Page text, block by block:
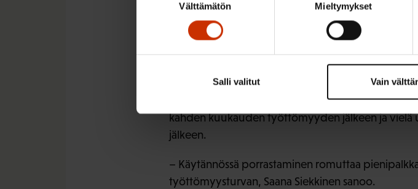
Välttämätön Mieltymykset
Vain
Salli valitut
ottaa vastaan työtä. Näin on käymässä muun
– Silti hallitus vie leikkauksia härkäpäisesti
Hallituksen leikkauspakettiin kuuluva
käsittelyyn vasta ensi keväänä. Hallituksen
kahden kuukauden työttömyyden jälkeen ja
jälkeen.
– Käytännössä porrastaminen romuttaa
työttömyysturvan, Saana Siekkinen sanoo.